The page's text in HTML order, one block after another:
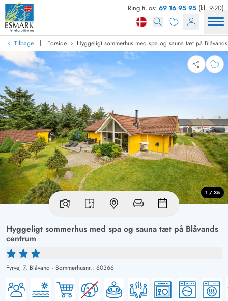
Ring til os: 69 16 95 95 (kl. 9-20)
Tilbage | Forside Hyggeligt sommerhus med spa og sauna tæt på
Hyggeligt sommerhus med spa og sauna tæt på Blåvands
centrum
Fyrvej 7, Blåvand - Sommerhusnr.: 60366
1 / 35